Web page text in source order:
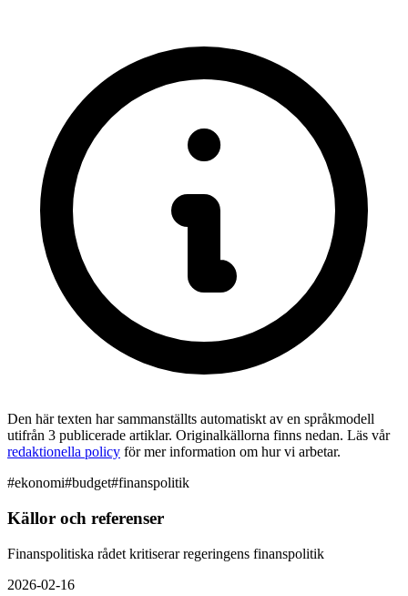
Den här texten har sammanställts automatiskt av en språkmodell
utifrån 3 publicerade artiklar. Originalkällorna finns nedan. Läs vår
redaktionella policy för mer information om hur vi arbetar.
#ekonomi#budget#finanspolitik
Källor och referenser
Finanspolitiska rådet kritiserar regeringens finanspolitik
2026-02-16